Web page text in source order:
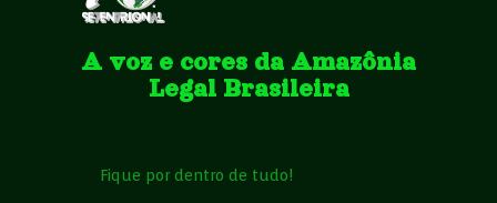
A voz e cores da Amazônia
Legal Brasileira
Fique por dentro de tudo!